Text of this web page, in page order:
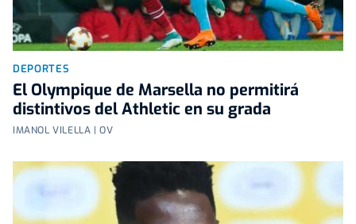
DEPORTES
El Olympique de Marsella no permitirá
distintivos del Athletic en su grada
IMANOL VILELLA | OV